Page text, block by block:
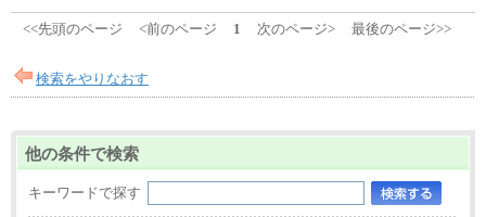
<<先頭のページ <前のページ 1 次のページ> 最後のページ>>
検索をやりなおす
他の条件で検索
キーワードで探す